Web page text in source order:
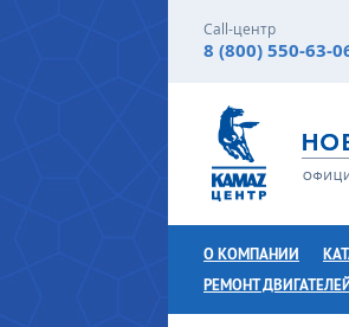
Call-центр
8 (800) 550-63-
О КОМПАНИИ
РЕМОНТ